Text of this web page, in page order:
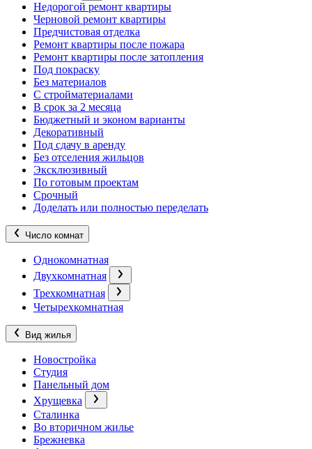
Недорогой ремонт квартиры
Черновой ремонт квартиры
Предчистовая отделка
Ремонт квартиры после пожара
Ремонт квартиры после затопления
Под покраску
Без материалов
С стройматериалами
В срок за 2 месяца
Бюджетный и эконом варианты
Декоративный
Под сдачу в аренду
Без отселения жильцов
Эксклюзивный
По готовым проектам
Срочный
Доделать или полностью переделать
Число комнат
Однокомнатная
Двухкомнатная
Трехкомнатная
Четырехкомнатная
Вид жилья
Новостройка
Студия
Панельный дом
Хрущевка
Сталинка
Во вторичном жилье
Брежневка